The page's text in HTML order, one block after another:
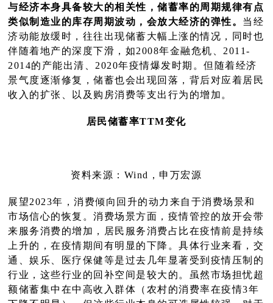
与经济本身具备较大的相关性，储蓄率的周期规律有点
类似制造业的库存周期波动，会放大经济的弹性。 当经
济动能放缓时，往往出现储蓄大幅上涨的情况，同时也
伴随着地产的深度下滑，如2008年金融危机、2011-
2014的产能出清、2020年疫情爆发时期。但随着经济
景气度逐渐修复，储蓄也会出现回落，背后对应着居民
收入的扩张、以及购房消费等支出行为的增加。
居民储蓄率TTM变化
资料来源 ：Wind，申万宏源
展望2023年，消费倾向回升的动力来自于消费场景和
市场信心的恢复。消费场景方面，疫情管控的放开会带
来服务消费的增加，居民服务消费占比在疫情前是持续
上升的，在疫情期间有明显的下降。具体行业来看，交
通、娱乐、医疗保健等是过去几年显著受到疫情压制的
行业，这些行业的回补空间是较大的。虽然市场担忧超
额储蓄集中在中高收入群体（农村的消费率在疫情3年